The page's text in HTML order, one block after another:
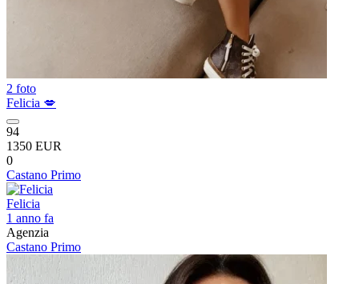
2 foto
Felicia 💋
94
1350 EUR
0
Castano Primo
Felicia
1 anno fa
Agenzia
Castano Primo